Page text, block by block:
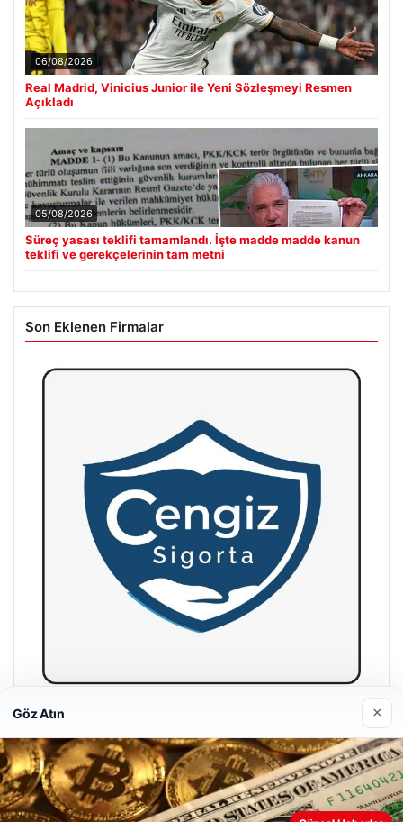
06/08/2026
Real Madrid, Vinicius Junior ile Yeni Sözleşmeyi Resmen
Açıkladı
05/08/2026
Süreç yasası teklifi tamamlandı. İşte madde madde kanun
teklifi ve gerekçelerinin tam metni
Son Eklenen Firmalar
Hastaş Beton
26/05/2026
Göz Atın ×